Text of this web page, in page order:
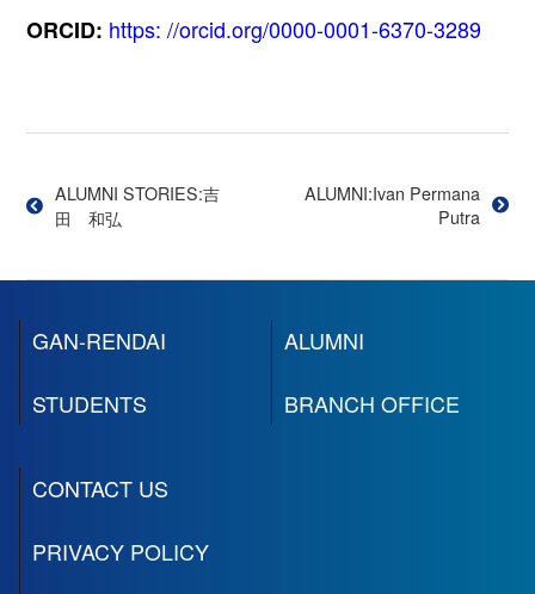
ORCID: https: //orcid.org/0000-0001-6370-3289
投
稿
シ
ョ
ALUMNI STORIES:吉
田 和弘
ALUMNI:Ivan Permana
Putra
GAN-RENDAI
STUDENTS
ALUMNI
BRANCH OFFICE
CONTACT US
PRIVACY POLICY